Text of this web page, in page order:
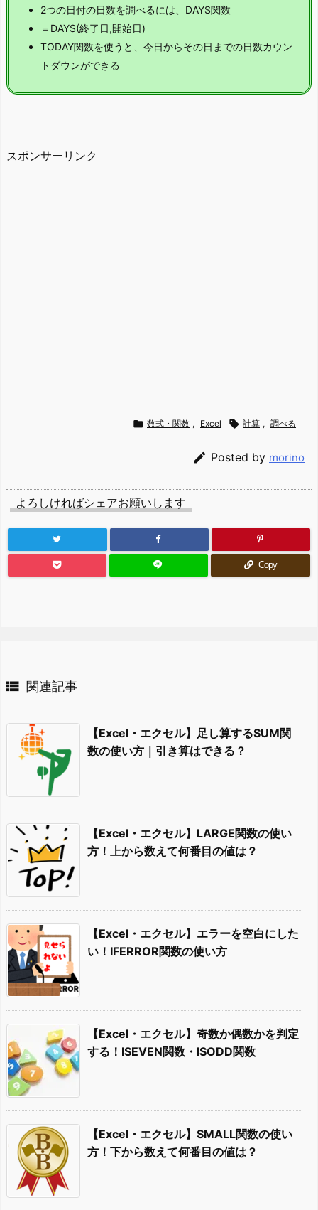
2つの日付の日数を調べるには、DAYS関数
＝DAYS(終了日,開始日)
TODAY関数を使うと、今日からその日までの日数カウン
トダウンができる
スポンサーリンク
 数式・関数 , Excel  計算 , 調べる
 Posted by morino
よろしければシェアお願いします
Copy
 関連記事
【Excel・エクセル】足し算するSUM関
数の使い方｜引き算はできる？
【Excel・エクセル】LARGE関数の使い
方！上から数えて何番目の値は？
【Excel・エクセル】エラーを空白にした
い！IFERROR関数の使い方
【Excel・エクセル】奇数か偶数かを判定
する！ISEVEN関数・ISODD関数
【Excel・エクセル】SMALL関数の使い
方！下から数えて何番目の値は？